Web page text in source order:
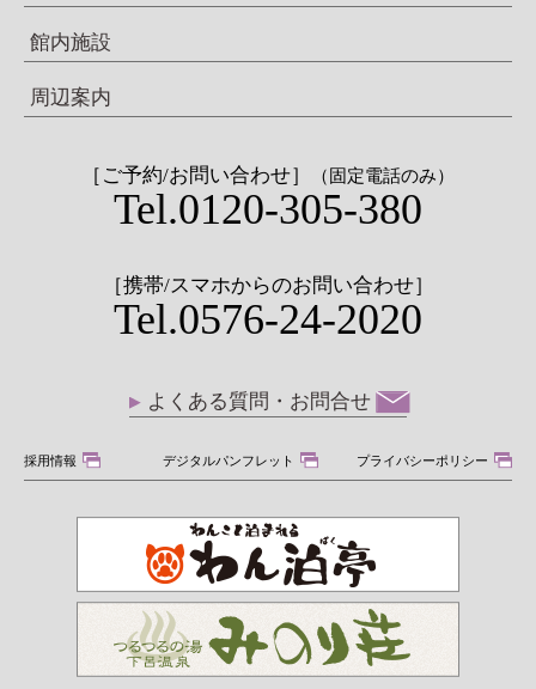
館内施設
周辺案内
［ご予約/お問い合わせ］ （固定電話のみ）
Tel.0120-305-380
［携帯/スマホからのお問い合わせ］
Tel.0576-24-2020
よくある質問・お問合せ
採用情報 デジタルパンフレット プライバシーポリシー